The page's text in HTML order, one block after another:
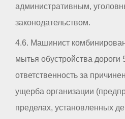
административным,
законодательством.
4.6. Машинист
мытья обустройства дороги
ответственность за
ущерба организации
пределах, установленных